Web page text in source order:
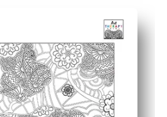
vám pomůže soustředit se -
motorickou kontrolu a vytrvalost -
doma, ve třídě nebo na cestách -